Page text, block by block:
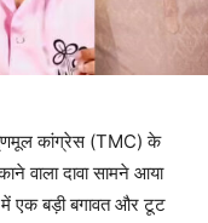
तृणमूल कांग्रेस (TMC) के
वाला दावा सामने आया
में एक बड़ी बगावत और टूट